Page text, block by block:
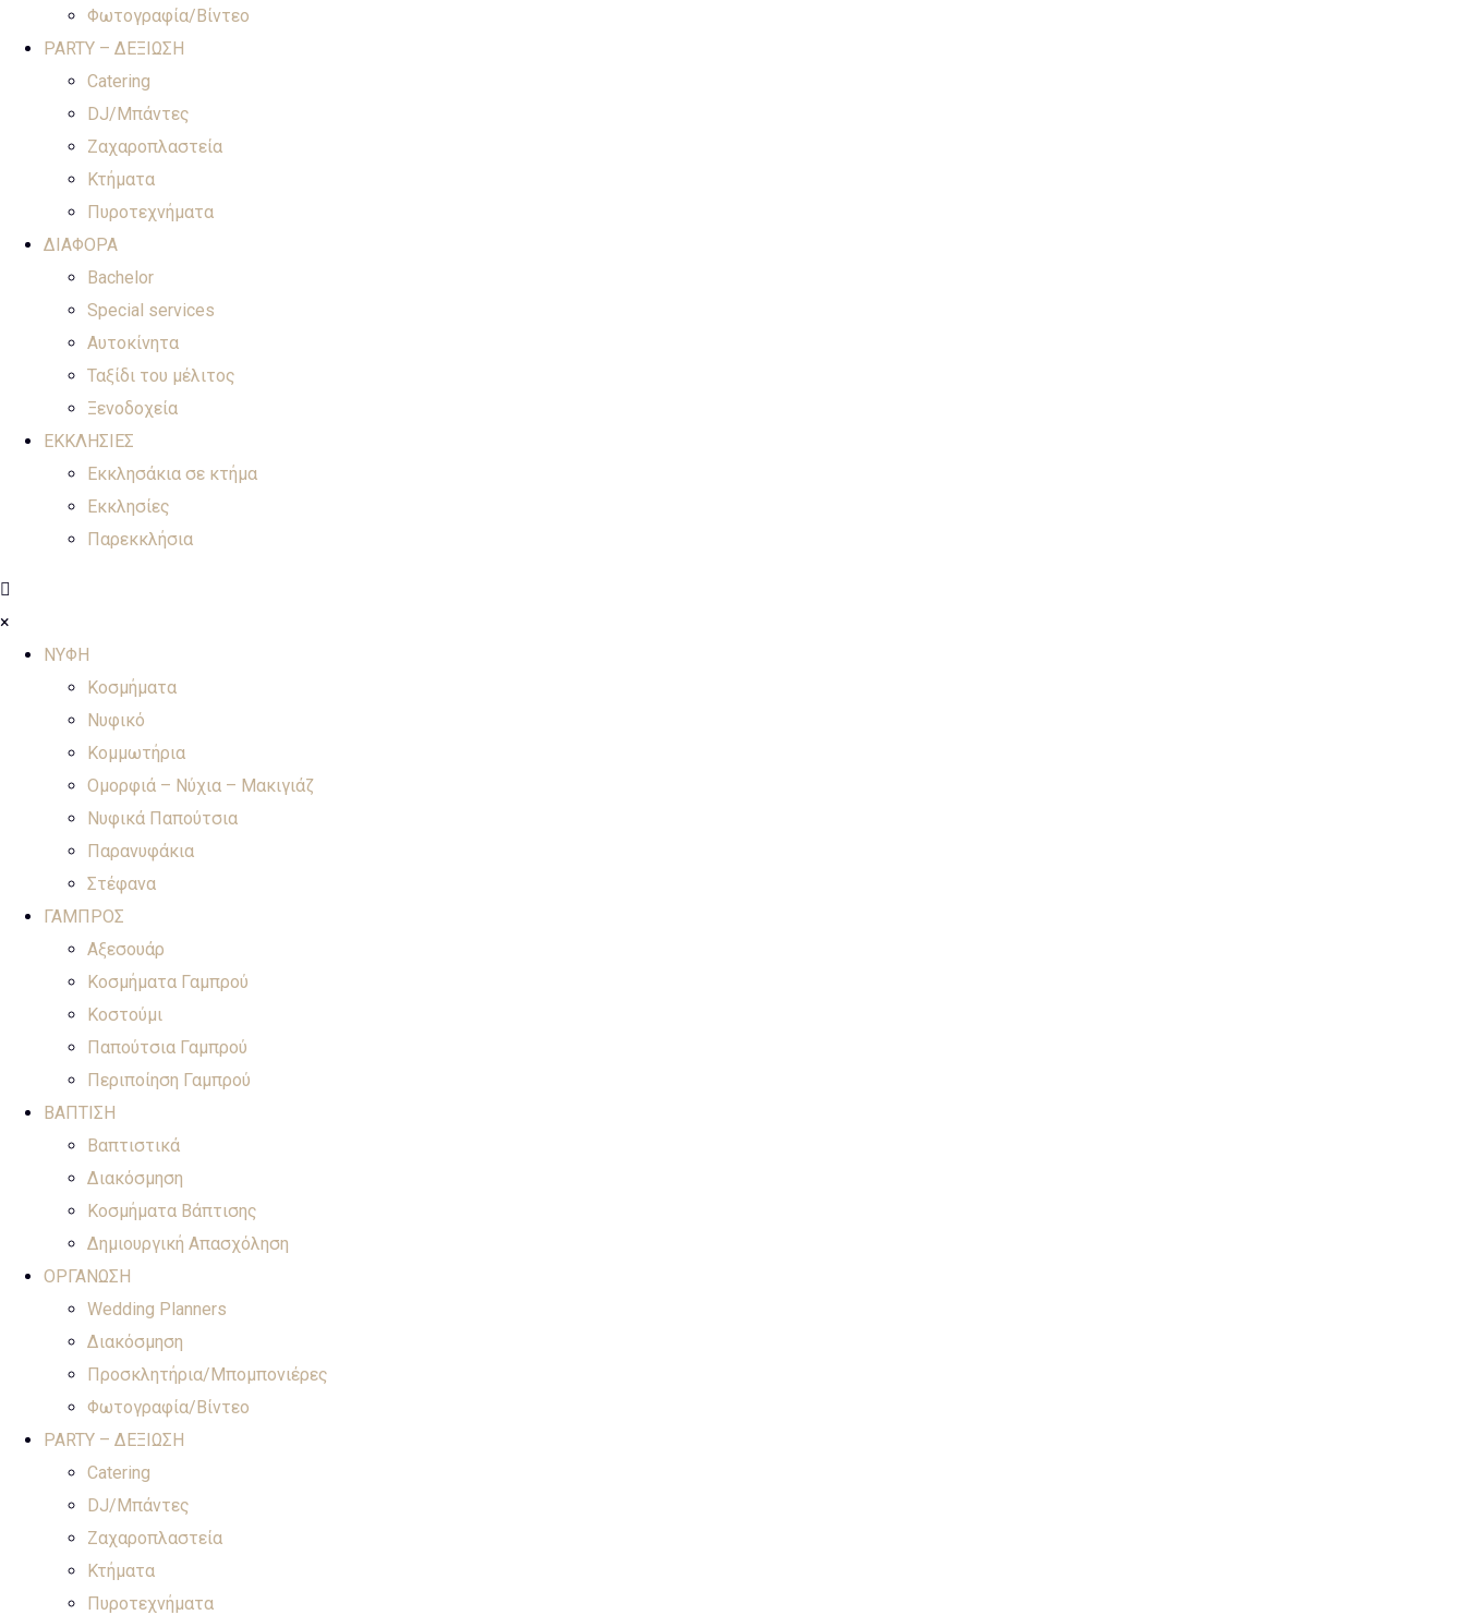
Φωτογραφία/Βίντεο
PARTY – ΔΕΞΙΩΣΗ
Catering
DJ/Μπάντες
Ζαχαροπλαστεία
Κτήματα
Πυροτεχνήματα
ΔΙΑΦΟΡΑ
Bachelor
Special services
Αυτοκίνητα
Ταξίδι του μέλιτος
Ξενοδοχεία
ΕΚΚΛΗΣΙΕΣ
Εκκλησάκια σε κτήμα
Εκκλησίες
Παρεκκλήσια
×
ΝΥΦΗ
Κοσμήματα
Νυφικό
Κομμωτήρια
Ομορφιά – Νύχια – Μακιγιάζ
Νυφικά Παπούτσια
Παρανυφάκια
Στέφανα
ΓΑΜΠΡΟΣ
Αξεσουάρ
Κοσμήματα Γαμπρού
Κοστούμι
Παπούτσια Γαμπρού
Περιποίηση Γαμπρού
ΒΑΠΤΙΣΗ
Βαπτιστικά
Διακόσμηση
Κοσμήματα Βάπτισης
Δημιουργική Απασχόληση
ΟΡΓΑΝΩΣΗ
Wedding Planners
Διακόσμηση
Προσκλητήρια/Μπομπονιέρες
Φωτογραφία/Βίντεο
PARTY – ΔΕΞΙΩΣΗ
Catering
DJ/Μπάντες
Ζαχαροπλαστεία
Κτήματα
Πυροτεχνήματα